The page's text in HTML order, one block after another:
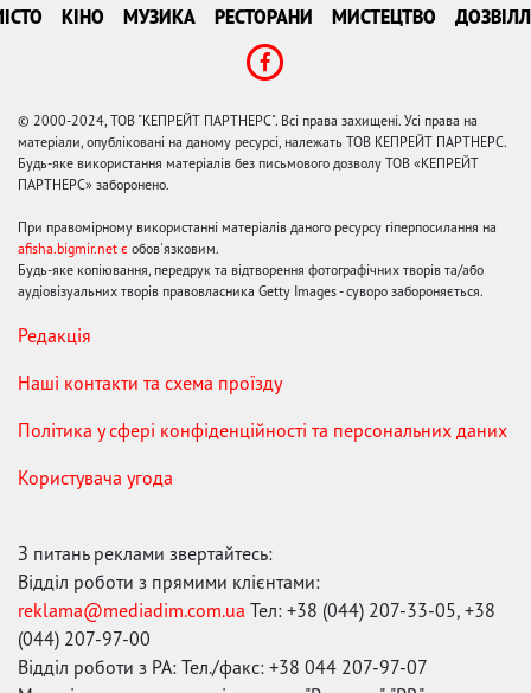
КІНО МУЗИКА РЕСТОРАНИ МИСТЕЦТВО
© 2000-2024, ТОВ "КЕПРЕЙТ ПАРТНЕРС". Всі права захищені. Усі права на
матеріали, опубліковані на даному ресурсі, належать ТОВ КЕПРЕЙТ ПАРТНЕРС.
Будь-яке використання матеріалів без письмового дозволу ТОВ «КЕПРЕЙТ
ПАРТНЕРС» заборонено.
При правомірному використанні матеріалів даного ресурсу гіперпосилання на
afisha.bigmir.net є обов'язковим.
Будь-яке копіювання, передрук та відтворення фотографічних творів та/або
аудіовізуальних творів правовласника Getty Images - суворо забороняється.
Редакція
Наші контакти та схема проїзду
Політика у сфері конфіденційності та персональних даних
Користувача угода
З питань реклами звертайтесь:
Відділ роботи з прямими клієнтами:
reklama@mediadim.com.ua Тел: +38 (044) 207-33-05, +38
(044) 207-97-00
Відділ роботи з РА: Тел./факс: +38 044 207-97-07